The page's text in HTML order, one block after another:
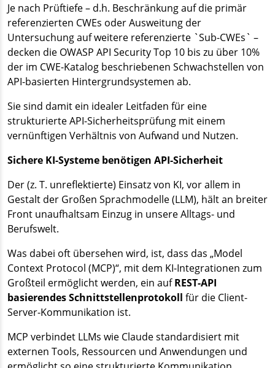
Je nach Prüftiefe – d.h. Beschränkung auf die primär
referenzierten CWEs oder Ausweitung der
Untersuchung auf weitere referenzierte `Sub-CWEs` –
decken die OWASP API Security Top 10 bis zu über 10%
der im CWE-Katalog beschriebenen Schwachstellen von
API-basierten Hintergrundsystemen ab.
Sie sind damit ein idealer Leitfaden für eine
strukturierte API-Sicherheitsprüfung mit einem
vernünftigen Verhältnis von Aufwand und Nutzen.
Sichere KI-Systeme benötigen API-Sicherheit
Der (z. T. unreflektierte) Einsatz von KI, vor allem in
Gestalt der Großen Sprachmodelle (LLM), hält an breiter
Front unaufhaltsam Einzug in unsere Alltags- und
Berufswelt.
Was dabei oft übersehen wird, ist, dass das „Model
Context Protocol (MCP)“, mit dem KI-Integrationen zum
Großteil ermöglicht werden, ein aufREST-API
basierendes Schnittstellenprotokoll für die Client-
Server-Kommunikation ist.
MCP verbindet LLMs wie Claude standardisiert mit
externen Tools, Ressourcen und Anwendungen und